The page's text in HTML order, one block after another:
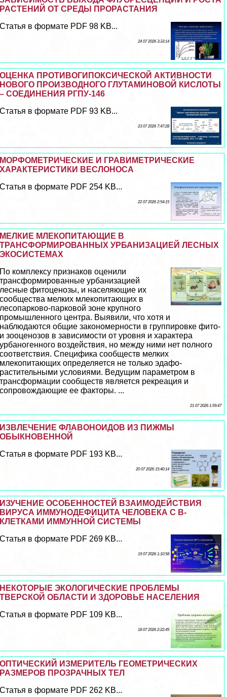
РАСТЕНИЙ ОТ СРЕДЫ ПРОРАСТАНИЯ
Статья в формате PDF 98 KB...
24 07 2026 3:33:14
ОЦЕНКА ПРОТИВОГИПОКСИЧЕСКОЙ АКТИВНОСТИ
НОВОГО ПРОИЗВОДНОГО ГЛУТАМИНОВОЙ КИСЛОТЫ
– СОЕДИНЕНИЯ РГПУ-146
Статья в формате PDF 93 KB...
23 07 2026 7:47:28
МОРФОМЕТРИЧЕСКИЕ И ГРАВИМЕТРИЧЕСКИЕ
ХАРАКТЕРИСТИКИ ВЕСЛОНОСА
Статья в формате PDF 254 KB...
22 07 2026 2:54:15
МЕЛКИЕ МЛЕКОПИТАЮЩИЕ В
ТРАНСФОРМИРОВАННЫХ УРБАНИЗАЦИЕЙ ЛЕСНЫХ
ЭКОСИСТЕМАХ
По комплексу признаков оценили
трaнcформированные урбанизацией
лесные фитоценозы, и населяющие их
сообщества мелких млекопитающих в
лесопарково-парковой зоне крупного
промышленного центра. Выявили, что хотя и
наблюдаются общие закономерности в группировке фито-
и зооценозов в зависимости от уровня и хаpaктера
урбаногенного воздействия, но между ними нет полного
соответствия. Специфика сообществ мелких
млекопитающих определяется не только эдафо-
растительными условиями. Ведущим параметром в
трaнcформации сообществ является рекреация и
сопровождающие ее факторы. ...
21 07 2026 1:59:47
ИЗВЛЕЧЕНИЕ ФЛАВОНОИДОВ ИЗ ПИЖМЫ
ОБЫКНОВЕННОЙ
Статья в формате PDF 193 KB...
20 07 2026 15:40:14
ИЗУЧЕНИЕ ОСОБЕННОСТЕЙ ВЗАИМОДЕЙСТВИЯ
ВИРУСА ИММУНОДЕФИЦИТА ЧЕЛОВЕКА С В-
КЛЕТКАМИ ИММУННОЙ СИСТЕМЫ
Статья в формате PDF 269 KB...
19 07 2026 1:10:58
НЕКОТОРЫЕ ЭКОЛОГИЧЕСКИЕ ПРОБЛЕМЫ
ТВЕРСКОЙ ОБЛАСТИ И ЗДОРОВЬЕ НАСЕЛЕНИЯ
Статья в формате PDF 109 KB...
18 07 2026 2:22:45
ОПТИЧЕСКИЙ ИЗМЕРИТЕЛЬ ГЕОМЕТРИЧЕСКИХ
РАЗМЕРОВ ПРОЗРАЧНЫХ ТЕЛ
Статья в формате PDF 262 KB...